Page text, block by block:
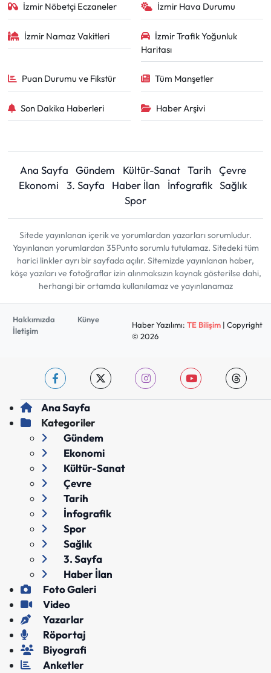
İzmir Nöbetçi Eczaneler İzmir Hava Durumu
İzmir Namaz Vakitleri
İzmir Trafik Yoğunluk
Haritası
Puan Durumu ve Fikstür Tüm Manşetler
Son Dakika Haberleri Haber Arşivi
Ana Sayfa Gündem Kültür-Sanat Tarih
Çevre
Ekonomi
3. Sayfa Haber İlan İnfografik Sağlık
Spor
Sitede yayınlanan içerik ve yorumlardan yazarları sorumludur.
Yayınlanan yorumlardan 35Punto sorumlu tutulamaz. Sitedeki tüm
harici linkler ayrı bir sayfada açılır. Sitemizde yayınlanan haber,
köşe yazıları ve fotoğraflar izin alınmaksızın kaynak gösterilse dahi,
herhangi bir ortamda kullanılamaz ve yayınlanamaz
Hakkımızda
Künye
İletişim
Haber Yazılımı: TE Bilişim| Copyright
© 2026
Ana Sayfa
Kategoriler
Gündem
Ekonomi
Kültür-Sanat
Çevre
Tarih
İnfografik
Spor
Sağlık
3. Sayfa
Haber İlan
Foto Galeri
Video
Yazarlar
Röportaj
Biyografi
Anketler